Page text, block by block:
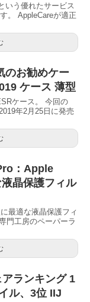
いう優れたサービス
。 AppleCareが適正
のお勧めケー
ケース 薄型
ケース。 今回の
年2月25日に発売
：Apple
晶保護フィル
最適な液晶保護フィ
門工房のペーパーラ
ランキング 1
ル、3位 IIJ